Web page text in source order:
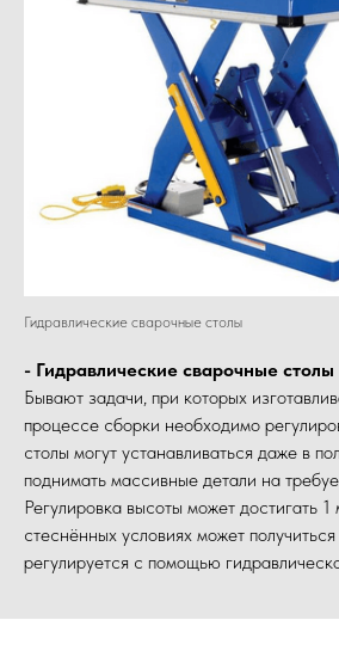
Гидравлические сварочные столы
- Гидравлические сварочные столы
Бывают задачи, при которых
процессе сборки необходимо
столы могут устанавливаться даже в
поднимать массивные детали на
Регулировка высоты может достигать 1
стеснённых условиях может
регулируется с помощью